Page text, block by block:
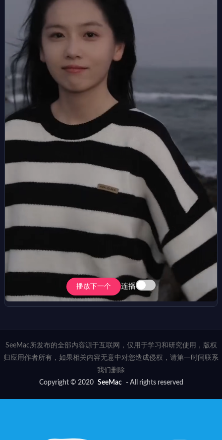
播放下一个 连播
SeeMac所发布的全部内容源于互联网，仅用于学习和研究使用，版权
归应用作者所有，如果相关内容无意中对您造成侵权，请第一时间联系
我们删除
Copyright © 2020 SeeMac - All rights reserved